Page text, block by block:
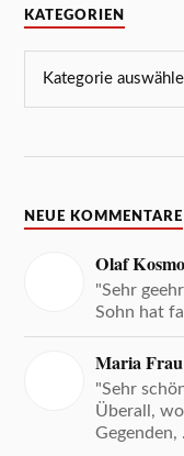
KATEGORIEN
NEUE KOMMENTARE
Olaf
"Sehr
Sohn hat
Maria
"Sehr
Überall,
Gegenden,